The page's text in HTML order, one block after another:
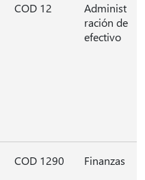
COD 12
Administ
ración de
efectivo
COD 1290 Finanzas